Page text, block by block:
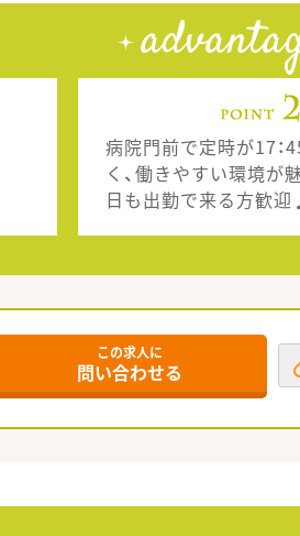
病院門前で定時が17：
く、働きやすい環境が
日も出勤で来る方歓迎
この求人に
問い合わせる